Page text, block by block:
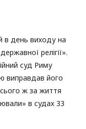
в день виходу на
релігії».
суд Риму
виправдав його
ж за життя
в судах 33